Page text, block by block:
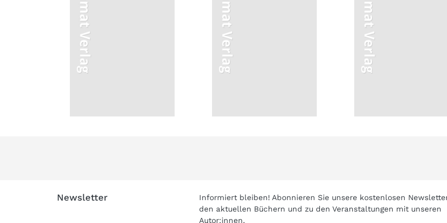
Newsletter
Informiert bleiben! Abonnieren Sie unsere kostenlosen
den aktuellen Büchern und zu den Veranstaltungen mit unseren
Autor:innen.